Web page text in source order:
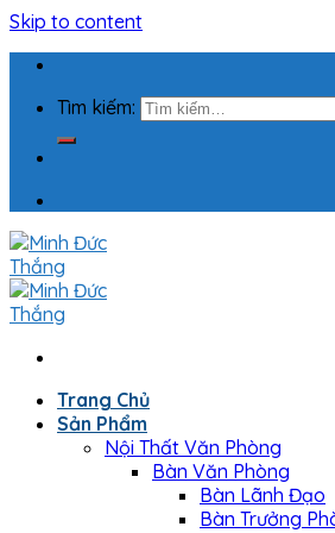
Skip to content
Tìm kiếm:
Trang Chủ
Sản Phẩm
Nội Thất Văn Phòng
Bàn Văn Phòng
Bàn Lãnh Đạo
Bàn Trưởng